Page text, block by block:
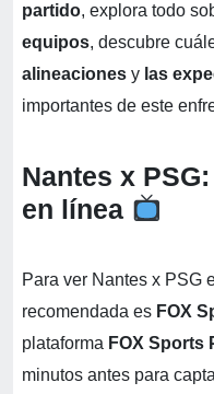
partido, explora todo
equipos, descubre
alineaciones y las
importantes de este
Nantes x
en línea
Para ver Nantes x PSG
recomendada es FOX
plataforma FOX Sports
minutos antes para